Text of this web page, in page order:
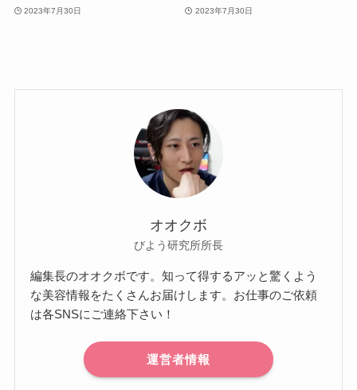
2023年7月30日 2023年7月30日
オオクボ
びよう研究所所長
編集長のオオクボです。知って得するアッと驚くよう
な美容情報をたくさんお届けします。お仕事のご依頼
は各SNSにご連絡下さい！
運営者情報